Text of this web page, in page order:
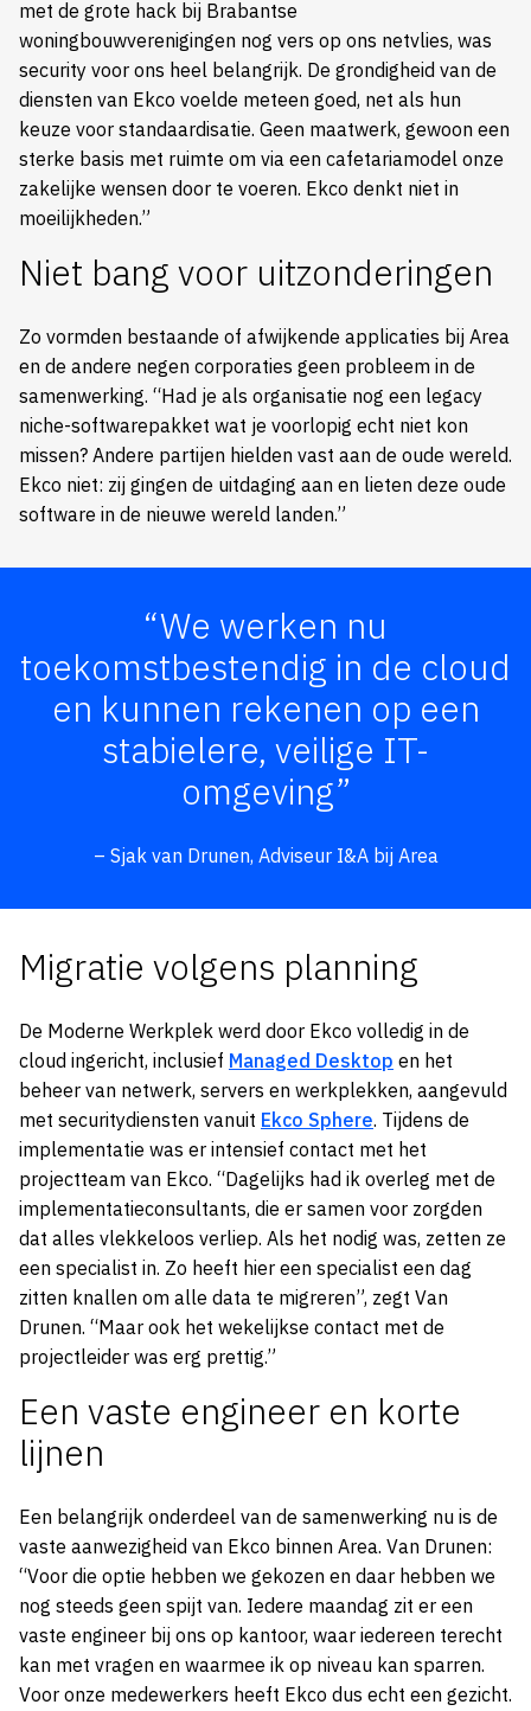
met de grote hack bij Brabantse
woningbouwverenigingen nog vers op ons netvlies, was
security voor ons heel belangrijk. De grondigheid van de
diensten van Ekco voelde meteen goed, net als hun
keuze voor standaardisatie. Geen maatwerk, gewoon een
sterke basis met ruimte om via een cafetariamodel onze
zakelijke wensen door te voeren. Ekco denkt niet in
moeilijkheden.”
Niet bang voor uitzonderingen
Zo vormden bestaande of afwijkende applicaties bij Area
en de andere negen corporaties geen probleem in de
samenwerking. “Had je als organisatie nog een legacy
niche-softwarepakket wat je voorlopig echt niet kon
missen? Andere partijen hielden vast aan de oude wereld.
Ekco niet: zij gingen de uitdaging aan en lieten deze oude
software in de nieuwe wereld landen.”
“We werken nu
toekomstbestendig in de cloud
en kunnen rekenen op een
stabielere, veilige IT-
omgeving”
– Sjak van Drunen, Adviseur I&A bij Area
Migratie volgens planning
De Moderne Werkplek werd door Ekco volledig in de
cloud ingericht, inclusief Managed Desktop en het
beheer van netwerk, servers en werkplekken, aangevuld
met securitydiensten vanuit Ekco Sphere. Tijdens de
implementatie was er intensief contact met het
projectteam van Ekco. “Dagelijks had ik overleg met de
implementatieconsultants, die er samen voor zorgden
dat alles vlekkeloos verliep. Als het nodig was, zetten ze
een specialist in. Zo heeft hier een specialist een dag
zitten knallen om alle data te migreren”, zegt Van
Drunen. “Maar ook het wekelijkse contact met de
projectleider was erg prettig.”
Een vaste engineer en korte
lijnen
Een belangrijk onderdeel van de samenwerking nu is de
vaste aanwezigheid van Ekco binnen Area. Van Drunen:
“Voor die optie hebben we gekozen en daar hebben we
nog steeds geen spijt van. Iedere maandag zit er een
vaste engineer bij ons op kantoor, waar iedereen terecht
kan met vragen en waarmee ik op niveau kan sparren.
Voor onze medewerkers heeft Ekco dus echt een gezicht.